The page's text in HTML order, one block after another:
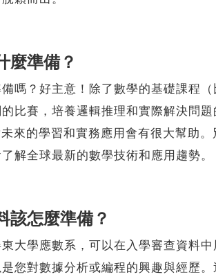
麼準備？
？好主意！除了數學的基礎課程（
比賽，培養邏輯推理和實際解決問
來的學習和實務應用會有很大幫助
解全球最新的數學技術和應用趨勢。
該怎麼準備？
學應數系，可以在入學審查資料中
您對數據分析或編程的興趣與經歷